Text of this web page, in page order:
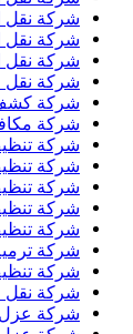
شركة نقل
شركة نقل
شركة نقل
شركة نقل
شركة كشف
شركة
شركة
شركة
شركة
شركة
شركة
شركة
شركة
شركة نقل
شركة عزل